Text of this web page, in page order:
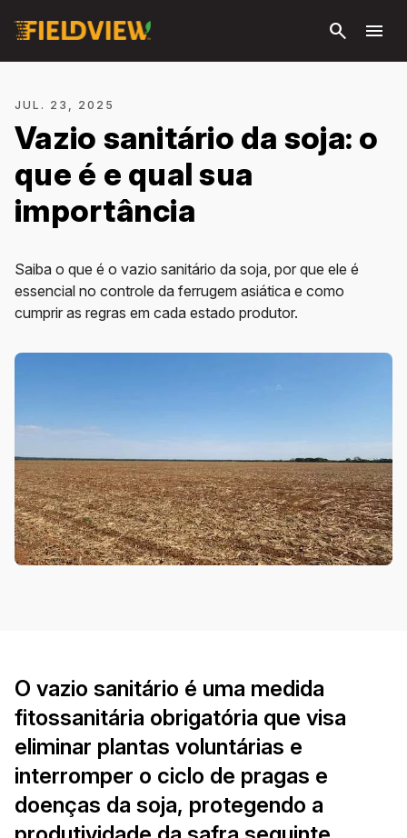
principal
search menu
JUL. 23, 2025
Vazio sanitário da soja: o
que é e qual sua
importância
Saiba o que é o vazio sanitário da soja, por que ele é
essencial no controle da ferrugem asiática e como
cumprir as regras em cada estado produtor.
O vazio sanitário é uma medida
fitossanitária obrigatória que visa
eliminar plantas voluntárias e
interromper o ciclo de pragas e
doenças da soja, protegendo a